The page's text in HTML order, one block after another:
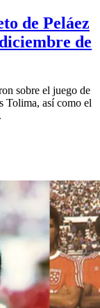
de Peláez
de
sobre el juego de
Tolima, así como el